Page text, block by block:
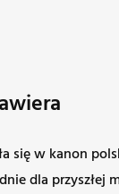
w kanon
dla przyszłej